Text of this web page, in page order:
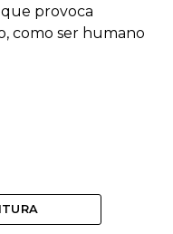
provoca
como ser humano